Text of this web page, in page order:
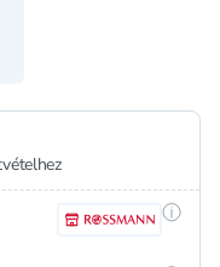
listához
when on sale